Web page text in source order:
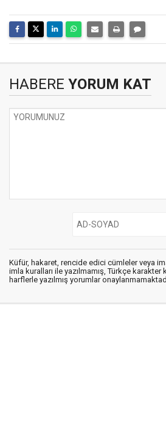
HABERE YORUM KAT
Küfür, hakaret, rencide edici cümleler veya
imla kuralları ile yazılmamış, Türkçe karakter
harflerle yazılmış yorumlar